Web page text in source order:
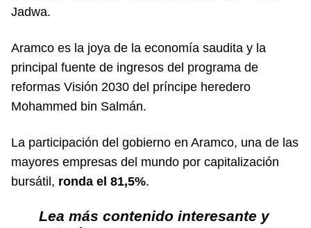
Jadwa.
Aramco es la joya de la economía saudita y la
principal fuente de ingresos del programa de
reformas Visión 2030 del príncipe heredero
Mohammed bin Salmán.
La participación del gobierno en Aramco, una de las
mayores empresas del mundo por capitalización
bursátil, ronda el 81,5%.
Lea más contenido interesante y